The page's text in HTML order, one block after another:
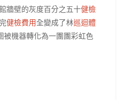
牆壁的灰度百分之五十健檢
健檢費用全變成了林巡迴體
被機器轉化為一團團彩虹色